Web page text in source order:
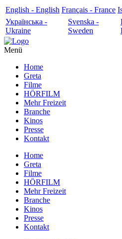
English - English Français - France
Українська -
Ukraine
Svenska -
Sweden
Menü
Home
Greta
Filme
HÖRFILM
Mehr Freizeit
Branche
Kinos
Presse
Kontakt
Home
Greta
Filme
HÖRFILM
Mehr Freizeit
Branche
Kinos
Presse
Kontakt